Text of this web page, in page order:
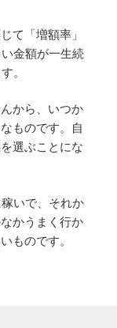
て「増額率」
金額が一生続
。
から、いつか
ものです。自
選ぶことにな
いで、それか
かうまく行か
ものです。